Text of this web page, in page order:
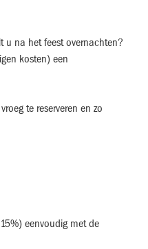
u na het feest overnachten?
kosten) een
te reserveren en zo
eenvoudig met de